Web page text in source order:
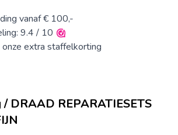
vanaf € 100,-
9.4 / 10
extra staffelkorting
DRAAD REPARATIESETS